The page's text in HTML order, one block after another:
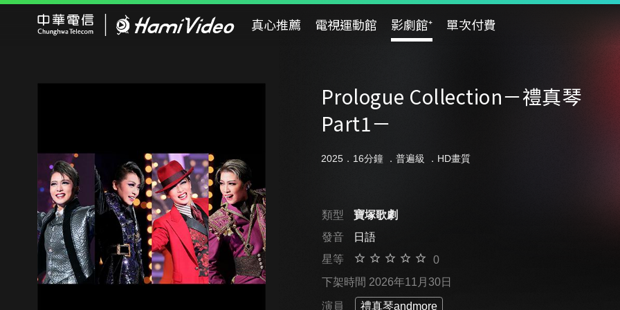
真心推薦 電視運動館 影劇館⁺ 單次付費
Prologue Collection－禮真琴
Part1－
2025．16分鐘 ． 普遍級 ．HD畫質
類型
寶塚歌劇
發音
日語
星等
0
下架時間 2026年11月30日
演員 禮真琴andmore